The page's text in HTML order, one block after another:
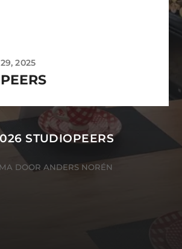
2025
STUDIOPEERS
DOOR ANDERS NORÉN